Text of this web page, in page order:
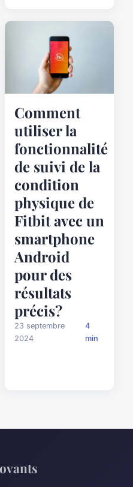
Comment
utiliser la
fonctionnalité
de suivi de la
condition
physique de
Fitbit avec un
smartphone
Android
pour des
résultats
précis?
23 septembre
2024
4
min